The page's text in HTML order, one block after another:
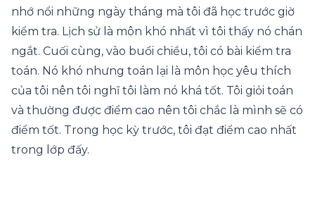
nhớ nổi những ngày tháng mà tôi đã học trước giờ
kiểm tra. Lịch sử là môn khó nhất vì tôi thấy nó chán
ngắt. Cuối cùng, vào buổi chiều, tôi có bài kiểm tra
toán. Nó khó nhưng toán lại là môn học yêu thích
của tôi nên tôi nghĩ tôi làm nó khá tốt. Tôi giỏi toán
và thường được điểm cao nên tôi chắc là mình sẽ có
điểm tốt. Trong học kỳ trước, tôi đạt điểm cao nhất
trong lớp đấy.